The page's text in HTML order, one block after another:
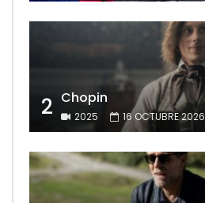
2 Chopin
2025 16 OCTUBRE 2026